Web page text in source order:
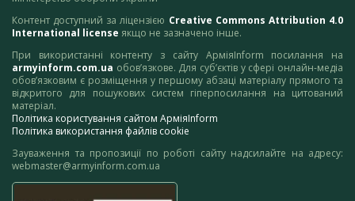
Контент доступний за ліцензією Creative Commons Attribution 4.0
International license якщо не зазначено інше.
При використанні контенту з сайту АрміяInform посилання на
armyinform.com.ua обов’язкове. Для суб’єктів у сфері онлайн-медіа
обов’язковим є розміщення у першому абзаці матеріалу прямого та
відкритого для пошукових систем гіперпосилання на цитований
матеріал.
Політика користування сайтом АрміяInform
Політика використання файлів cookie
Зауваження та пропозиції по роботі сайту надсилайте на адресу:
webmaster@armyinform.com.ua